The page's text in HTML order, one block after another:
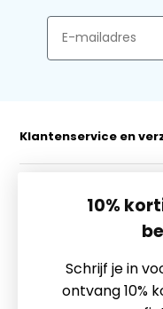
Email
Klantenservice en
Contact
10%
Schrijf je in
ontvang 10%